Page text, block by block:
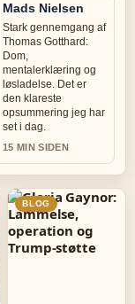
Mads Nielsen
Stark gennemgang af
Thomas Gotthard:
Dom,
mentalerklæring og
løsladelse. Det er
den klareste
opsummering jeg har
set i dag.
15 MIN SIDEN
BLOG